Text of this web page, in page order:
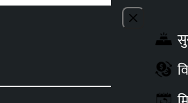
Close menu